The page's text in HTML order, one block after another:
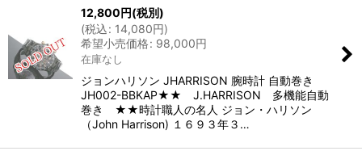
12,800円(税別)
(税込: 14,080円)
希望小売価格: 98,000円
在庫なし
ジョンハリソン JHARRISON 腕時計 自動巻き
JH002-BBKAP★★ J.HARRISON 多機能自動
巻き ★★時計職人の名人 ジョン・ハリソン
（John Harrison) １６９３年３…